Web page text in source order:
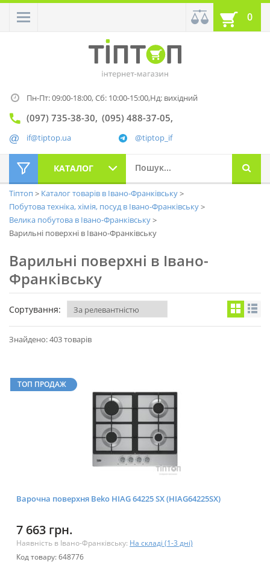
0
Пн-Пт: 09:00-18:00,Сб: 10:00-15:00,Нд: вихідний
(097) 735-38-30 (095) 488-37-05
@tiptop_if
if@tiptop.ua
КАТАЛОГ
Тіптоп
Каталог товарів в Івано-Франківську
Побутова техніка, хімія, посуд в Івано-Франківську
Велика побутова в Івано-Франківську
Варильні поверхні в Івано-Франківську
Варильні поверхні в Івано-
Франківську
Сортування:
Знайдено: 403 товарів
ТОП ПРОДАЖ
Варочна поверхня Beko HIAG 64225 SX (HIAG64225SX)
7 663 грн.
Наявність в Івано-Франківську: На складі (1-3 дні)
Код товару: 648776